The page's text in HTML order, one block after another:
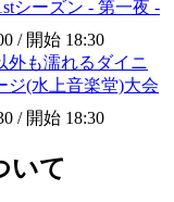
シーズン - 第一夜 -
/ 開始 18:30
外も濡れるダイニ
ジ(水上音楽堂)大会
/ 開始 18:30
いて